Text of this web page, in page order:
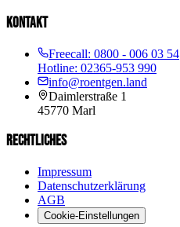
KONTAKT
Freecall: 0800 - 006 03 54
Hotline: 02365-953 990
info@roentgen.land
Daimlerstraße 1
45770 Marl
RECHTLICHES
Impressum
Datenschutzerklärung
AGB
Cookie-Einstellungen